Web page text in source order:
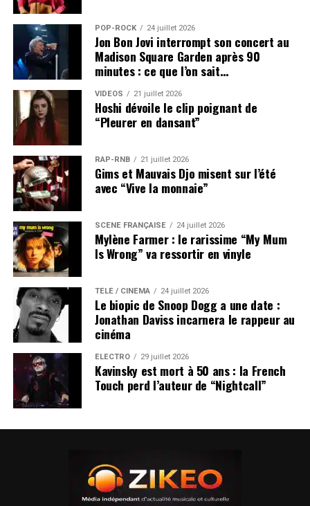
POP-ROCK 24 juillet 2026
Jon Bon Jovi interrompt son concert au
Madison Square Garden après 90
minutes : ce que l’on sait…
VIDEOS 21 juillet 2026
Hoshi dévoile le clip poignant de
“Pleurer en dansant”
RAP-RNB 21 juillet 2026
Gims et Mauvais Djo misent sur l’été
avec “Vive la monnaie”
SCÈNE FRANÇAISE 24 juillet 2026
Mylène Farmer : le rarissime “My Mum
Is Wrong” va ressortir en vinyle
TÉLÉ / CINÉMA 24 juillet 2026
Le biopic de Snoop Dogg a une date :
Jonathan Daviss incarnera le rappeur au
cinéma
ÉLECTRO 29 juillet 2026
Kavinsky est mort à 50 ans : la French
Touch perd l’auteur de “Nightcall”